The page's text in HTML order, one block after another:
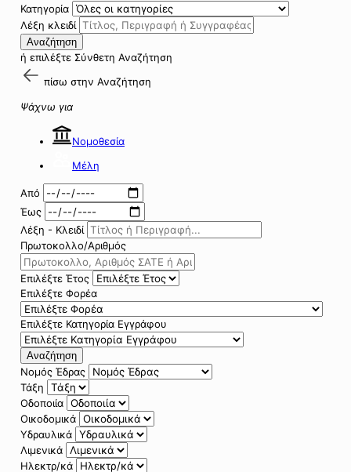
Κατηγορία
Λέξη κλειδί
Αναζήτηση
ή επιλέξτε Σύνθετη Αναζήτηση
πίσω στην Αναζήτηση
Ψάχνω για
Νομοθεσία
Μέλη
Από
Έως
Λέξη - Κλειδί
Πρωτοκολλο/Αριθμός
Επιλέξτε Έτος
Επιλέξτε Φορέα
Επιλέξτε Κατηγορία Εγγράφου
Αναζήτηση
Νομός Έδρας
Τάξη
Οδοποιία
Οικοδομικά
Υδραυλικά
Λιμενικά
Ηλεκτρ/κά